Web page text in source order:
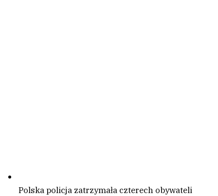
Polska policja zatrzymała czterech obywateli